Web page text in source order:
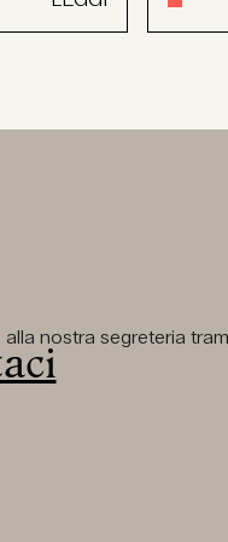
nostra segreteria